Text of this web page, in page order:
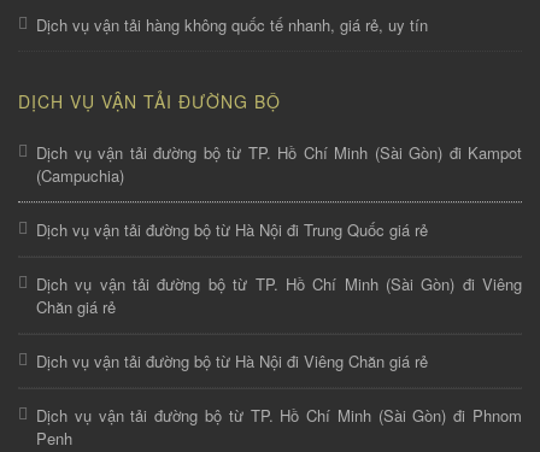
Dịch vụ vận tải hàng không quốc tế nhanh, giá rẻ, uy tín
DỊCH VỤ VẬN TẢI ĐƯỜNG BỘ
Dịch vụ vận tải đường bộ từ TP. Hồ Chí Minh (Sài Gòn) đi Kampot
(Campuchia)
Dịch vụ vận tải đường bộ từ Hà Nội đi Trung Quốc giá rẻ
Dịch vụ vận tải đường bộ từ TP. Hồ Chí Minh (Sài Gòn) đi Viêng
Chăn giá rẻ
Dịch vụ vận tải đường bộ từ Hà Nội đi Viêng Chăn giá rẻ
Dịch vụ vận tải đường bộ từ TP. Hồ Chí Minh (Sài Gòn) đi Phnom
Penh